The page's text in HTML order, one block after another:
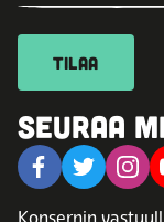
TILAA
SEURAA